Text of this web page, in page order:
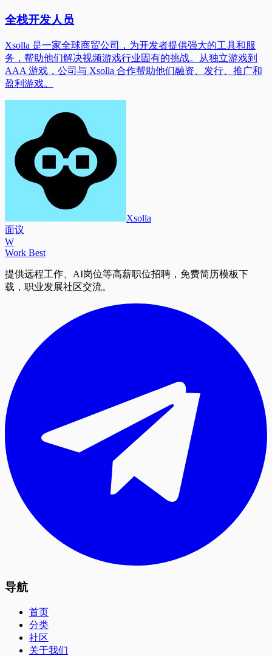
全栈开发人员
Xsolla 是一家全球商贸公司，为开发者提供强大的工具和服
务，帮助他们解决视频游戏行业固有的挑战。从独立游戏到
AAA 游戏，公司与 Xsolla 合作帮助他们融资、发行、推广和
盈利游戏。
Xsolla
面议
W
Work Best
提供远程工作、AI岗位等高薪职位招聘，免费简历模板下
载，职业发展社区交流。
导航
首页
分类
社区
关于我们